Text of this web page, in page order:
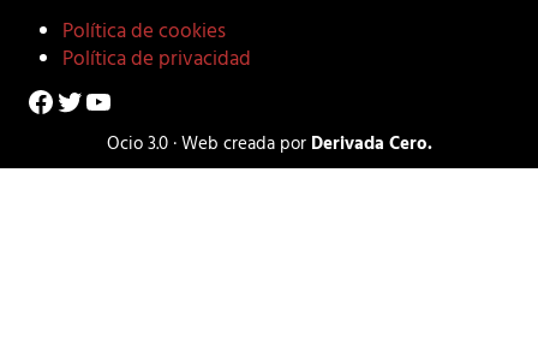
Política de cookies
Política de privacidad
Facebook
Twitter
YouTube
Ocio 3.0 · Web creada por Derivada Cero.